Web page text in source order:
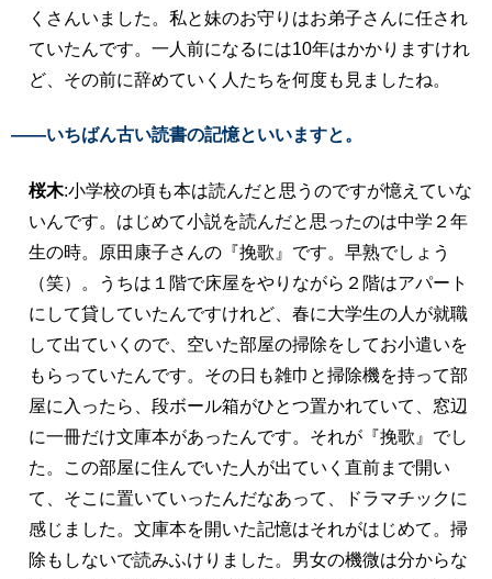
くさんいました。私と妹のお守りはお弟子さんに任され
ていたんです。一人前になるには10年はかかりますけれ
ど、その前に辞めていく人たちを何度も見ましたね。
――いちばん古い読書の記憶といいますと。
桜木:小学校の頃も本は読んだと思うのですが憶えていな
いんです。はじめて小説を読んだと思ったのは中学２年
生の時。原田康子さんの『挽歌』です。早熟でしょう
（笑）。うちは１階で床屋をやりながら２階はアパート
にして貸していたんですけれど、春に大学生の人が就職
して出ていくので、空いた部屋の掃除をしてお小遣いを
もらっていたんです。その日も雑巾と掃除機を持って部
屋に入ったら、段ボール箱がひとつ置かれていて、窓辺
に一冊だけ文庫本があったんです。それが『挽歌』でし
た。この部屋に住んでいた人が出ていく直前まで開い
て、そこに置いていったんだなあって、ドラマチックに
感じました。文庫本を開いた記憶はそれがはじめて。掃
除もしないで読みふけりました。男女の機微は分からな